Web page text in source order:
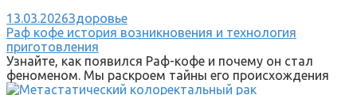
13.03.2026Здоровье
Раф кофе история возникновения и технология
приготовления
Узнайте, как появился Раф-кофе и почему он стал
феноменом. Мы раскроем тайны его происхождения